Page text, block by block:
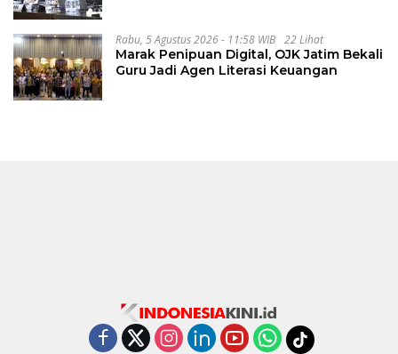
Rabu, 5 Agustus 2026 - 11:58 WIB 22 Lihat
Marak Penipuan Digital, OJK Jatim Bekali
Guru Jadi Agen Literasi Keuangan